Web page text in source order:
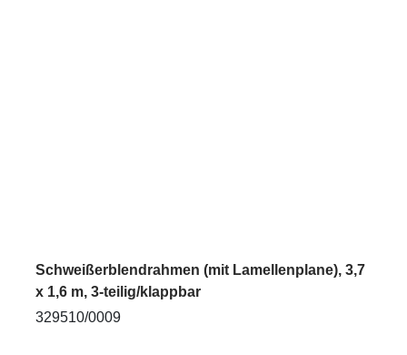
Schweißerblendrahmen (mit Lamellenplane), 3,7
x 1,6 m, 3-teilig/klappbar
329510/0009